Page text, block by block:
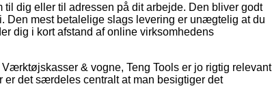
dig eller til adressen på dit arbejde. Den bliver godt
Den mest betalelige slags levering er unægtelig at du
dig i kort afstand af online virksomhedens
& vogne, Teng Tools er jo rigtig relevant
er det særdeles centralt at man besigtiger det